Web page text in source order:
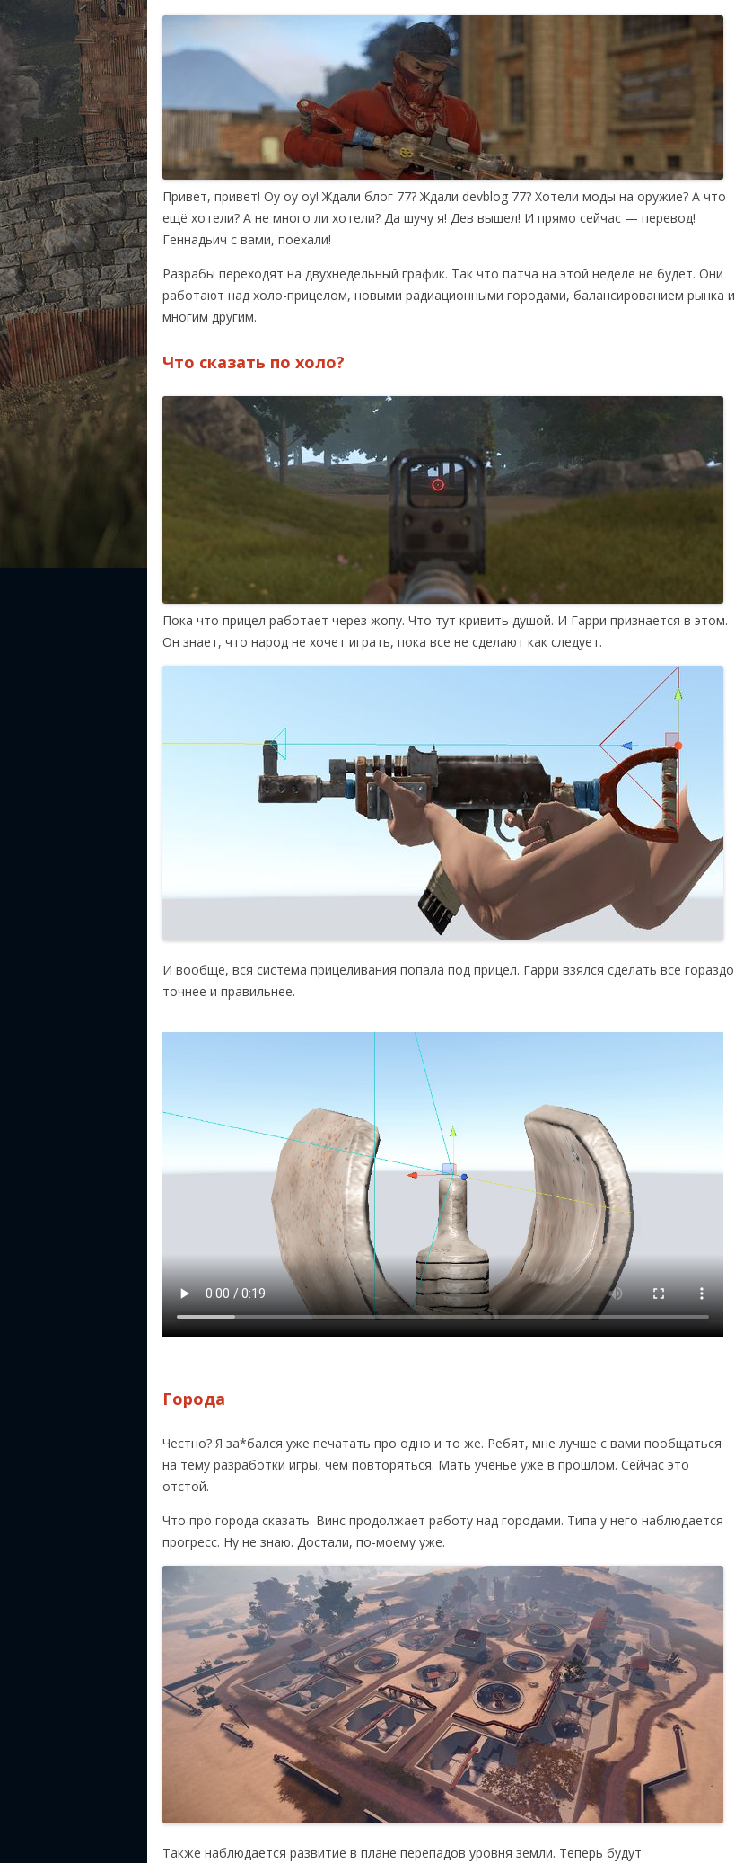
МОНИТОРИНГ СЕРВЕРОВ
КАРТА РАЗРАБОТКИ
RUST ВИДЕО
КУПИТЬ RUST В STEAM
Привет, привет! Оу оу оу! Ждали блог 77? Ждали devblog 77? Хотели моды на оружие? А что
ещё хотели? А не много ли хотели? Да шучу я! Дев вышел! И прямо сейчас — перевод!
Геннадьич с вами, поехали!
Разрабы переходят на двухнедельный график. Так что патча на этой неделе не будет. Они
работают над холо-прицелом, новыми радиационными городами, балансированием рынка и
многим другим.
Что сказать по холо?
Пока что прицел работает через жопу. Что тут кривить душой. И Гарри признается в этом.
Он знает, что народ не хочет играть, пока все не сделают как следует.
И вообще, вся система прицеливания попала под прицел. Гарри взялся сделать все гораздо
точнее и правильнее.
Города
Честно? Я за*бался уже печатать про одно и то же. Ребят, мне лучше с вами пообщаться
на тему разработки игры, чем повторяться. Мать ученье уже в прошлом. Сейчас это
отстой.
Что про города сказать. Винс продолжает работу над городами. Типа у него наблюдается
прогресс. Ну не знаю. Достали, по-моему уже.
Также наблюдается развитие в плане перепадов уровня земли. Теперь будут